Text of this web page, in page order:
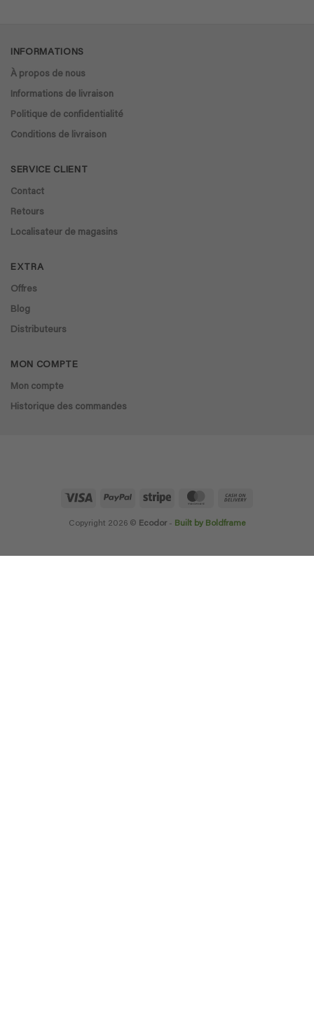
INFORMATIONS
À propos de nous
Informations de livraison
Politique de confidentialité
Conditions de livraison
SERVICE CLIENT
Contact
Retours
Localisateur de magasins
EXTRA
Offres
Blog
Distributeurs
MON COMPTE
Mon compte
Historique des commandes
Visa PayPal Stripe MasterCard
Copyright 2026 © Ecodor- Built by Boldframe